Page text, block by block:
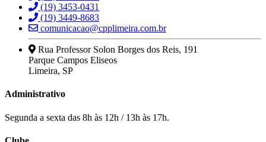
(19) 3453-0431
(19) 3449-8683
comunicacao@cpplimeira.com.br
Rua Professor Solon Borges dos Reis, 191
Parque Campos Eliseos
Limeira, SP
Administrativo
Segunda a sexta das 8h às 12h / 13h às 17h.